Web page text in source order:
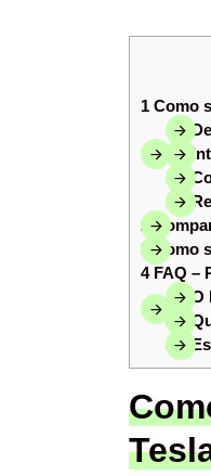
1 Como
1.1
1.2
1.3
1.4
2
3 Como
4FAQ –
4.1 O
4.2
4.3